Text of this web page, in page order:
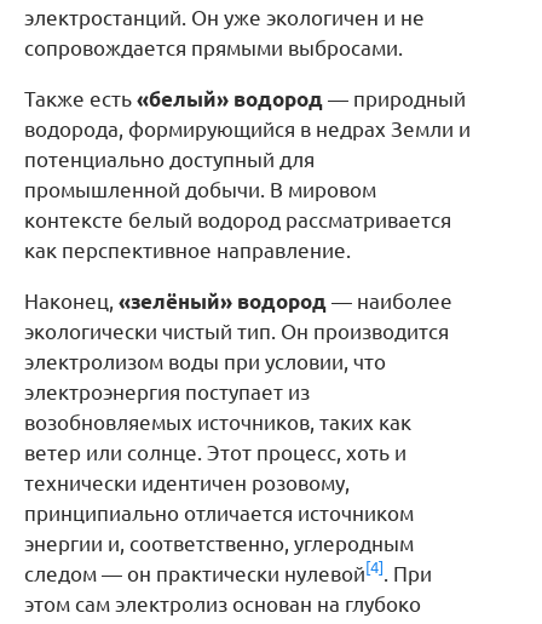
электростанций. Он уже экологичен и не
сопровождается прямыми выбросами.
Также есть «белый» водород — природный
водорода, формирующийся в недрах Земли и
потенциально доступный для
промышленной добычи. В мировом
контексте белый водород рассматривается
как перспективное направление.
Наконец, «зелёный» водород — наиболее
экологически чистый тип. Он производится
электролизом воды при условии, что
электроэнергия поступает из
возобновляемых источников, таких как
ветер или солнце. Этот процесс, хоть и
технически идентичен розовому,
принципиально отличается источником
энергии и, соответственно, углеродным
следом — он практически нулевой [4]
. При
этом сам электролиз основан на глубоко